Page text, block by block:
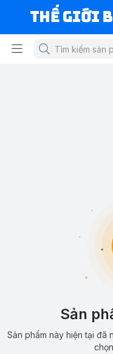
Thế Giới
Sản
Sản phẩm này hiện tại đã